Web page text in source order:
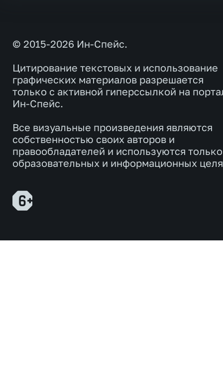
© 2015-2026 Ин-Спейс.
Цитирование текстовых и использование
графических материалов разрешается
только с активной гиперссылкой на
Ин-Спейс.
Все визуальные произведения являются
собственностью своих авторов и
правообладателей и используются
образовательных и информационных